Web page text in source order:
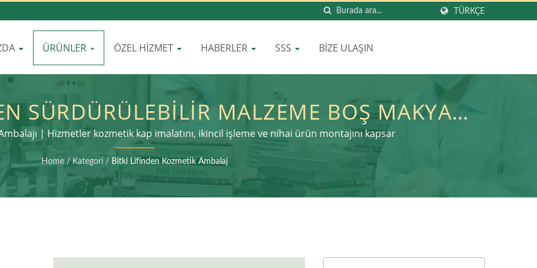
TÜRKÇE
ÜRÜNLER ÖZEL HIZMET HABERLER SSS BIZE ULAŞIN
SÜRDÜRÜLEBILIR MALZEME BOŞ MAKYAJ
DOSTU KAĞIT KOZMETIK AMBALAJI: YEŞIL
DOĞRU BIR ADIM | LOMEI
| Hizmetler kozmetik kap imalatını, ikincil işleme ve nihai ürün montajını kapsar
Home / Kategori / Bitki Lifinden Kozmetik Ambalaj